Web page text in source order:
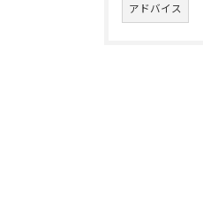
アドバイス